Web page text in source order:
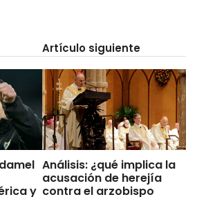
y
Artículo siguiente
Análisis: ¿qué implica la
acusación de herejía
contra el arzobispo